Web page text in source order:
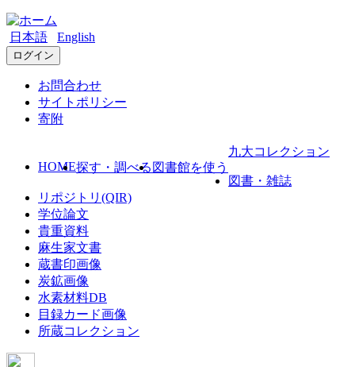
日本語 English
ログイン
お問合わせ
サイトポリシー
寄附
HOME探す・調べる 図書館を使う
九大コレクション
図書・雑誌
リポジトリ(QIR)
学位論文
貴重資料
麻生家文書
蔵書印画像
炭鉱画像
水素材料DB
目録カード画像
所蔵コレクション